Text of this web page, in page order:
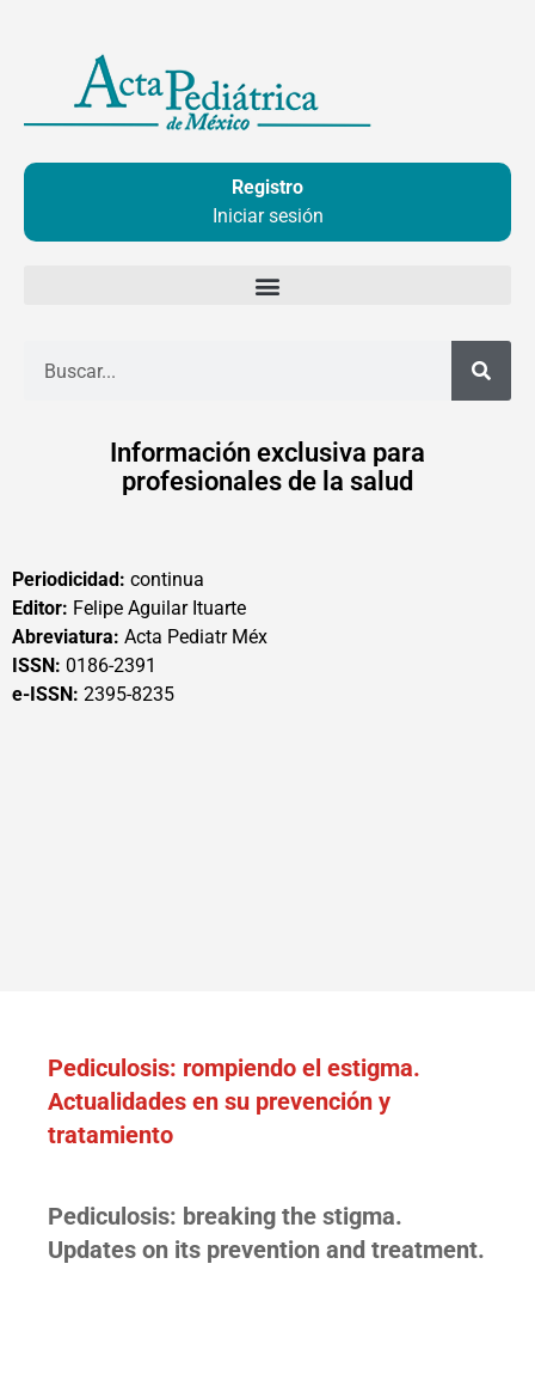
contenido
Registro
Iniciar sesión
Información exclusiva para
profesionales de la salud
Periodicidad: continua
Editor: Felipe Aguilar Ituarte
Abreviatura: Acta Pediatr Méx
ISSN: 0186-2391
e-ISSN: 2395-8235
Pediculosis: rompiendo el estigma.
Actualidades en su prevención y
tratamiento
Pediculosis: breaking the stigma.
Updates on its prevention and treatment.